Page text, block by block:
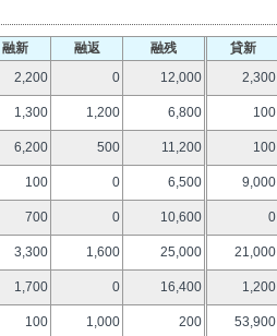
融新 融返 融残 貸新
2,200 0 12,000 2,300
1,300 1,200 6,800 100
6,200 500 11,200 100
100 0 6,500 9,000
700 0 10,600 0
3,300 1,600 25,000 21,000
1,700 0 16,400 1,200
100 1,000 200 53,900